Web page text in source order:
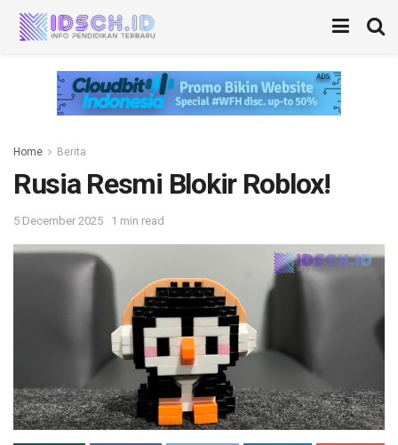
Home Berita
Rusia Resmi Blokir Roblox!
5 December 2025 1 min read